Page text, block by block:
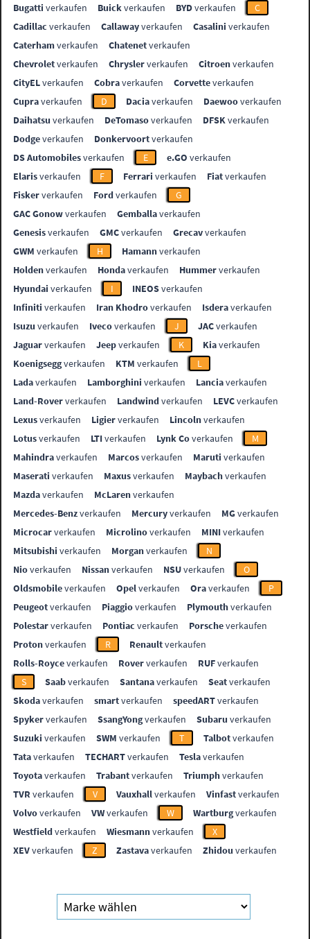
Bugatti verkaufen Buickverkaufen BYDverkaufen
C
Cadillac verkaufen Callawayverkaufen Casalini verkaufen
Caterhamverkaufen Chatenetverkaufen
Chevroletverkaufen Chryslerverkaufen Citroenverkaufen
CityELverkaufen Cobraverkaufen Corvetteverkaufen
Cupraverkaufen D Daciaverkaufen Daewooverkaufen
Daihatsu verkaufen DeTomasoverkaufen DFSKverkaufen
Dodgeverkaufen Donkervoortverkaufen
DS Automobilesverkaufen E e.GO verkaufen
Elarisverkaufen F Ferrari verkaufen Fiatverkaufen
Fiskerverkaufen Fordverkaufen
G
GAC Gonowverkaufen Gemballaverkaufen
Genesisverkaufen GMCverkaufen Grecavverkaufen
GWM verkaufen H Hamannverkaufen
Holdenverkaufen Hondaverkaufen Hummerverkaufen
Hyundai verkaufen I INEOSverkaufen
Infiniti verkaufen Iran Khodroverkaufen Isderaverkaufen
Isuzu verkaufen Ivecoverkaufen J JACverkaufen
Jaguarverkaufen Jeepverkaufen K Kiaverkaufen
Koenigseggverkaufen KTM verkaufen
L
Ladaverkaufen Lamborghini verkaufen Lanciaverkaufen
Land-Roververkaufen Landwindverkaufen LEVCverkaufen
Lexusverkaufen Ligierverkaufen Lincolnverkaufen
Lotusverkaufen LTIverkaufen Lynk Coverkaufen
M
Mahindraverkaufen Marcosverkaufen Maruti verkaufen
Maserati verkaufen Maxusverkaufen Maybachverkaufen
Mazdaverkaufen McLarenverkaufen
Mercedes-Benzverkaufen Mercuryverkaufen MGverkaufen
Microcarverkaufen Microlinoverkaufen MINIverkaufen
Mitsubishi verkaufen Morganverkaufen
N
Nioverkaufen Nissanverkaufen NSUverkaufen
O
Oldsmobileverkaufen Opelverkaufen Oraverkaufen
P
Peugeotverkaufen Piaggioverkaufen Plymouthverkaufen
Polestarverkaufen Pontiac verkaufen Porscheverkaufen
Protonverkaufen R Renaultverkaufen
Rolls-Royceverkaufen Roververkaufen RUFverkaufen
S
Saabverkaufen Santanaverkaufen Seatverkaufen
Skodaverkaufen smartverkaufen speedARTverkaufen
Spykerverkaufen SsangYongverkaufen Subaru verkaufen
Suzuki verkaufen SWM verkaufen T Talbotverkaufen
Tataverkaufen TECHARTverkaufen Teslaverkaufen
Toyotaverkaufen Trabantverkaufen Triumphverkaufen
TVR verkaufen V Vauxhallverkaufen Vinfastverkaufen
Volvoverkaufen VWverkaufen W Wartburgverkaufen
Westfieldverkaufen Wiesmannverkaufen
X
XEVverkaufen Z Zastavaverkaufen Zhidou verkaufen